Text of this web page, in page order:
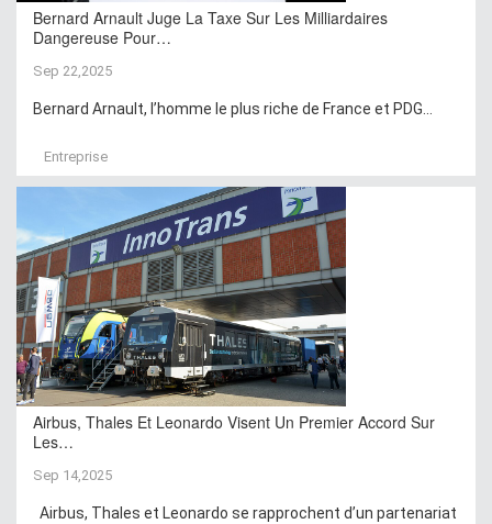
Bernard Arnault Juge La Taxe Sur Les Milliardaires
Dangereuse Pour…
Sep 22,2025
Bernard Arnault, l’homme le plus riche de France et PDG...
Entreprise
Airbus, Thales Et Leonardo Visent Un Premier Accord Sur
Les…
Sep 14,2025
Airbus, Thales et Leonardo se rapprochent d’un partenariat